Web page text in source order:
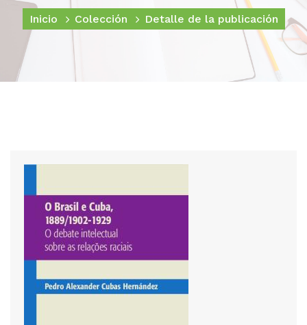
Inicio Colección Detalle de la publicación